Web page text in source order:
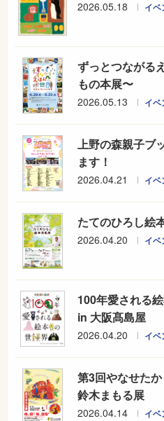
2026.05.18 イベ
ずっとつながる
もの本展〜
2026.05.13 イベ
上野の森親子ブ
ます！
2026.04.21 イベ
たてのひろし絵
2026.04.20 イベ
100年愛される
in 大阪髙島屋
2026.04.20 イベ
第3回やなせた
鈴木まもる展
2026.04.14 イベ